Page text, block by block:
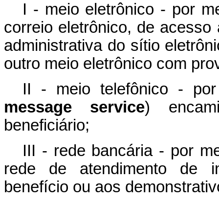
I - meio eletrônico - por
correio eletrônico, de
administrativa do sítio
outro meio eletrônico com
II - meio telefônico -
message service)
beneficiário;
III - rede bancária - por
rede de atendimento de
benefício ou aos